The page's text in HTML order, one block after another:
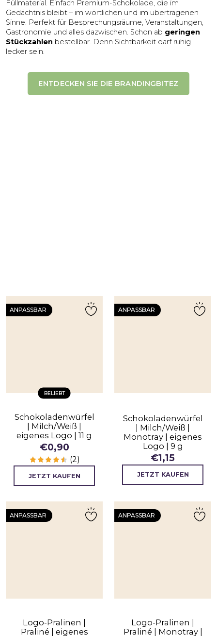
Füllmaterial. Einfach Premium-Schokolade, die im
Gedächtnis bleibt – im wörtlichen und im übertragenen
Sinne. Perfekt für Besprechungsräume, Veranstaltungen,
Gastronomie und alles dazwischen. Schon ab geringen
Stückzahlen bestellbar. Denn Sichtbarkeit darf ruhig
lecker sein.
ENTDECKEN SIE DIE BRANDINGBITEZ
ANPASSBAR
BELIEBT
Schokoladenwürfel
| Milch/Weiß |
eigenes Logo | 11 g
€0,90
(2)
JETZT KAUFEN
ANPASSBAR
Schokoladenwürfel
| Milch/Weiß |
Monotray | eigenes
Logo | 9 g
€1,15
JETZT KAUFEN
ANPASSBAR
Logo-Pralinen |
Praliné | eigenes
ANPASSBAR
Logo-Pralinen |
Praliné | Monotray |